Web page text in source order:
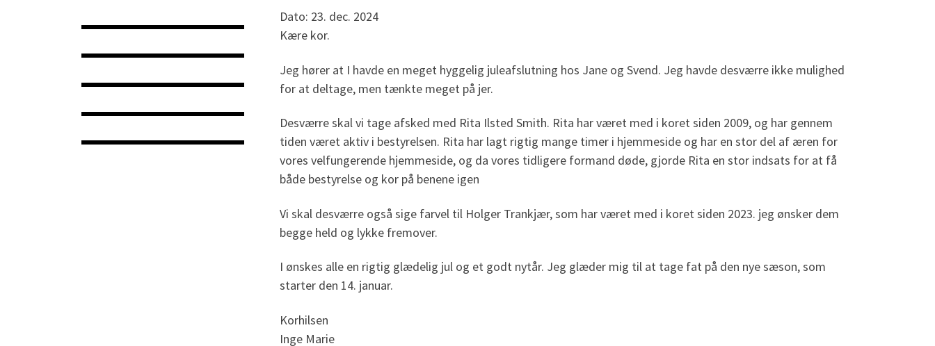
Dato: 23. dec. 2024
Kære kor.
Jeg hører at I havde en meget hyggelig juleafslutning hos Jane og Svend. Jeg havde desværre ikke mulighed
for at deltage, men tænkte meget på jer.
Desværre skal vi tage afsked med Rita Ilsted Smith. Rita har været med i koret siden 2009, og har gennem
tiden været aktiv i bestyrelsen. Rita har lagt rigtig mange timer i hjemmeside og har en stor del af æren for
vores velfungerende hjemmeside, og da vores tidligere formand døde, gjorde Rita en stor indsats for at få
både bestyrelse og kor på benene igen
Vi skal desværre også sige farvel til Holger Trankjær, som har været med i koret siden 2023. jeg ønsker dem
begge held og lykke fremover.
I ønskes alle en rigtig glædelig jul og et godt nytår. Jeg glæder mig til at tage fat på den nye sæson, som
starter den 14. januar.
Korhilsen
Inge Marie